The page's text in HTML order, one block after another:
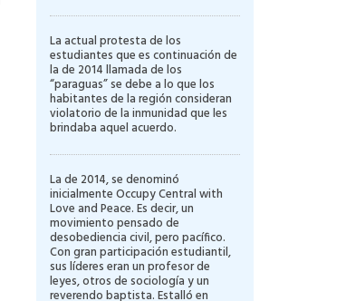
La actual protesta de los
estudiantes que es continuación de
la de 2014 llamada de los
“paraguas” se debe a lo que los
habitantes de la región consideran
violatorio de la inmunidad que les
brindaba aquel acuerdo.
La de 2014, se denominó
inicialmente Occupy Central with
Love and Peace. Es decir, un
movimiento pensado de
desobediencia civil, pero pacífico.
Con gran participación estudiantil,
sus líderes eran un profesor de
leyes, otros de sociología y un
reverendo baptista. Estalló en